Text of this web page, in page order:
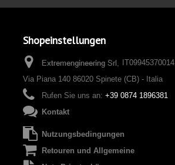
Shopeinstellungen
IT09945370014
Via Piana 140 86020 Spinete (CB) - Italia
Rufen Sie uns an: +39 0874 1896381
Kontakt
Nutzungsbedingungen
Retouren und Allgemeine